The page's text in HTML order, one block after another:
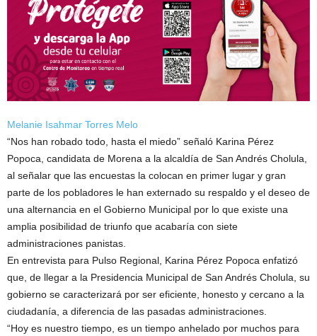
Melanie Isahmar Torres Melo
“Nos han robado todo, hasta el miedo” señaló Karina Pérez
Popoca, candidata de Morena a la alcaldía de San Andrés Cholula,
al señalar que las encuestas la colocan en primer lugar y gran
parte de los pobladores le han externado su respaldo y el deseo de
una alternancia en el Gobierno Municipal por lo que existe una
amplia posibilidad de triunfo que acabaría con siete
administraciones panistas.
En entrevista para Pulso Regional, Karina Pérez Popoca enfatizó
que, de llegar a la Presidencia Municipal de San Andrés Cholula, su
gobierno se caracterizará por ser eficiente, honesto y cercano a la
ciudadanía, a diferencia de las pasadas administraciones.
“Hoy es nuestro tiempo, es un tiempo anhelado por muchos para